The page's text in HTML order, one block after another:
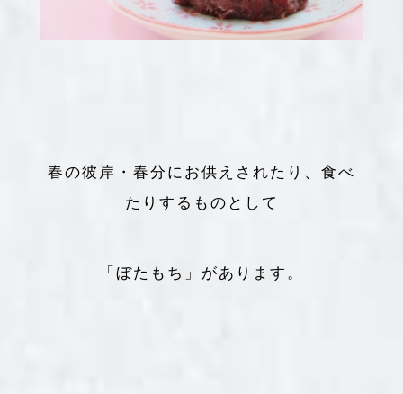
春の彼岸・春分にお供えされたり、食べ
たりするものとして
「ぼたもち」があります。